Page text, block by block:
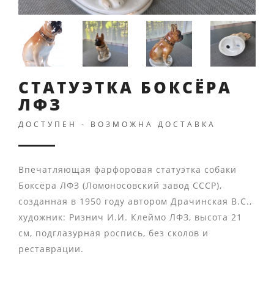
СТАТУЭТКА БОКСЁРА
ЛФЗ
ДОСТУПЕН - ВОЗМОЖНА ДОСТАВКА
Впечатляющая фарфоровая статуэтка собаки
Боксёра ЛФЗ (Ломоносовский завод СССР),
созданная в 1950 году автором Драчинская В.С.,
художник: Ризнич И.И. Клеймо ЛФЗ, высота 21
см, подглазурная роспись, без сколов и
реставрации.